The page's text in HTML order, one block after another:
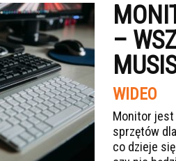
–
WIDEO
Monitor jest
sprzętów
co dzieje